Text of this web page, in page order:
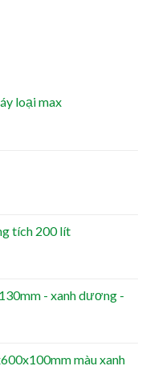
loại max
tích 200 lít
- xanh dương -
màu xanh